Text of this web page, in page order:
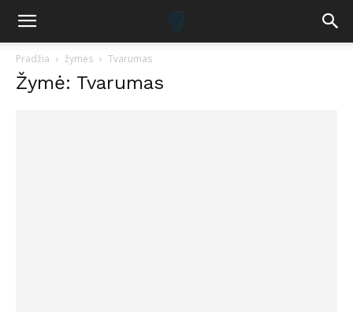
Pradžia žymės Tvarumas
Žymė: Tvarumas